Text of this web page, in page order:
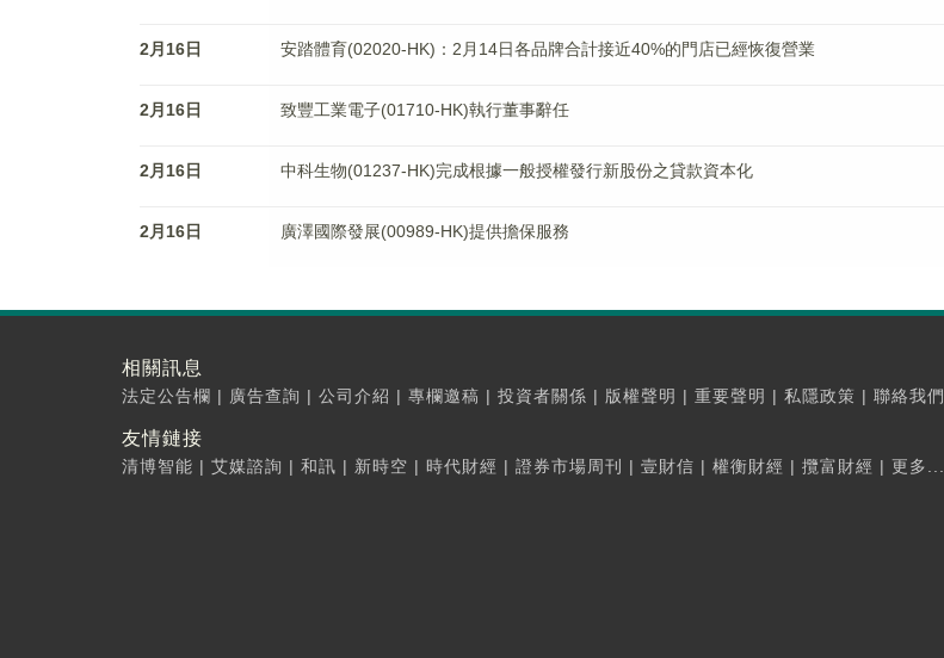
2月16日 安踏體育(02020-HK)：2月14日各品牌合計接近40%的門店已經恢復營業
2月16日 致豐工業電子(01710-HK)執行董事辭任
2月16日 中科生物(01237-HK)完成根據一般授權發行新股份之貸款資本化
2月16日 廣澤國際發展(00989-HK)提供擔保服務
相關訊息
法定公告欄 | 廣告查詢 | 公司介紹 | 專欄邀稿 | 投資者關係 | 版權聲明 | 重要聲明 | 私隱政策 | 聯絡我們
友情鏈接
清博智能 | 艾媒諮詢 | 和訊 | 新時空 | 時代財經 | 證券市場周刊 | 壹財信 | 權衡財經 | 攬富財經 | 更多...